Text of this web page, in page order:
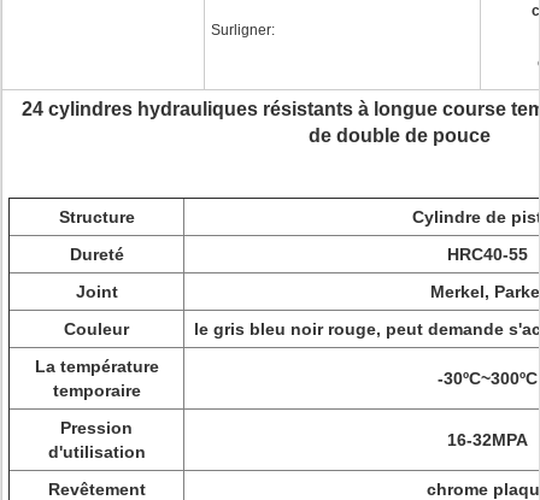
Surligner:
24 cylindres hydrauliques résistants à longue course
de double de pouce
Structure
Cylindre de
Dureté
HRC40-55
Joint
Merkel,
Couleur
le gris bleu noir rouge, peut demande
La température
temporaire
-30ºC~300ºC
Pression
d'utilisation
16-32MPA
Revêtement
chrome